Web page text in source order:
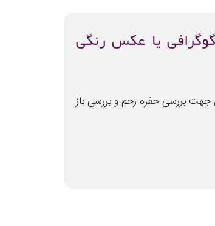
یا عکس رنگی
جهت بررسی حفره رحم و بررسی باز